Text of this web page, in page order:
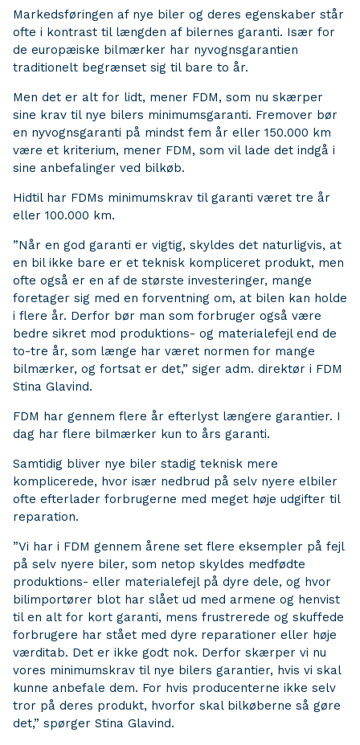
Markedsføringen af nye biler og deres egenskaber står
ofte i kontrast til længden af bilernes garanti. Især for
de europæiske bilmærker har nyvognsgarantien
traditionelt begrænset sig til bare to år.
Men det er alt for lidt, mener FDM, som nu skærper
sine krav til nye bilers minimumsgaranti. Fremover bør
en nyvognsgaranti på mindst fem år eller 150.000 km
være et kriterium, mener FDM, som vil lade det indgå i
sine anbefalinger ved bilkøb.
Hidtil har FDMs minimumskrav til garanti været tre år
eller 100.000 km.
”Når en god garanti er vigtig, skyldes det naturligvis, at
en bil ikke bare er et teknisk kompliceret produkt, men
ofte også er en af de største investeringer, mange
foretager sig med en forventning om, at bilen kan holde
i flere år. Derfor bør man som forbruger også være
bedre sikret mod produktions- og materialefejl end de
to-tre år, som længe har været normen for mange
bilmærker, og fortsat er det,” siger adm. direktør i FDM
Stina Glavind.
FDM har gennem flere år efterlyst længere garantier. I
dag har flere bilmærker kun to års garanti.
Samtidig bliver nye biler stadig teknisk mere
komplicerede, hvor især nedbrud på selv nyere elbiler
ofte efterlader forbrugerne med meget høje udgifter til
reparation.
”Vi har i FDM gennem årene set flere eksempler på fejl
på selv nyere biler, som netop skyldes medfødte
produktions- eller materialefejl på dyre dele, og hvor
bilimportører blot har slået ud med armene og henvist
til en alt for kort garanti, mens frustrerede og skuffede
forbrugere har stået med dyre reparationer eller høje
værditab. Det er ikke godt nok. Derfor skærper vi nu
vores minimumskrav til nye bilers garantier, hvis vi skal
kunne anbefale dem. For hvis producenterne ikke selv
tror på deres produkt, hvorfor skal bilkøberne så gøre
det,” spørger Stina Glavind.